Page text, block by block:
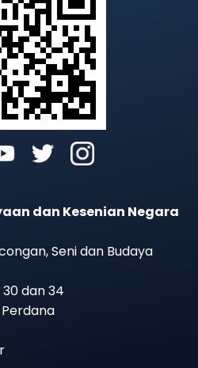
dan Kesenian Negara
Seni dan Budaya
30 dan 34
Perdana